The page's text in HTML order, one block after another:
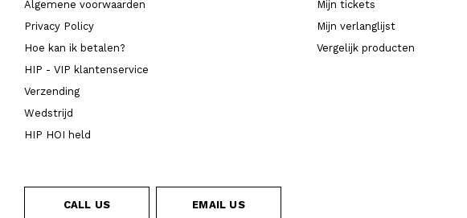
Algemene voorwaarden
Privacy Policy
Hoe kan ik betalen?
HIP - VIP klantenservice
Verzending
Wedstrijd
HIP HOI held
Mijn tickets
Mijn verlanglijst
Vergelijk producten
CALL US EMAIL US